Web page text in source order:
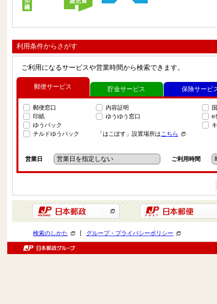
利用条件からさがす
ご利用になるサービスや営業時間から検索できます。
郵便サービス
郵便窓口
印紙
ゆうパック
チルドゆうパック
内容証明
ゆうゆう窓口
「はこぽす」設置場所はこちら
e
営業日 ご利用時間
貯金サービス 保険サービ
検索のしかた グループ・プライバシーポリシー